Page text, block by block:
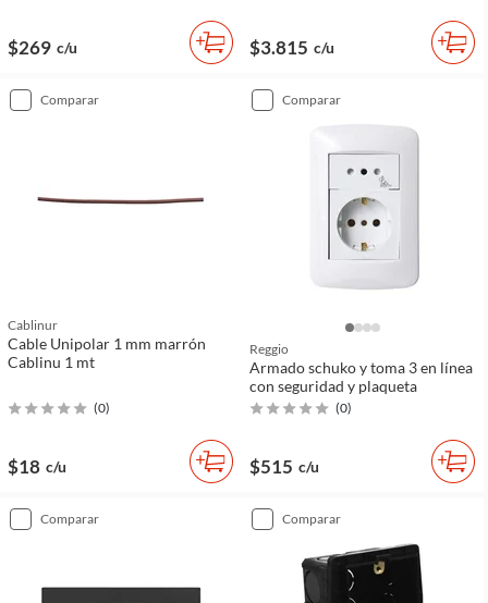
$269 c/u $3.815 c/u
comparar
Cablinur
Cable Unipolar 1 mm marrón
Cablinu 1 mt
(0)
$18 c/u
comparar
Reggio
Armado schuko y toma 3 en línea
con seguridad y plaqueta
(0)
$515 c/u
comparar comparar